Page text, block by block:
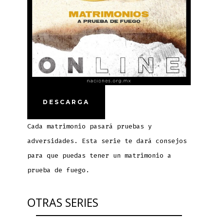
DESCARGA
Cada matrimonio pasará pruebas y
adversidades. Esta serie te dará consejos
para que puedas tener un matrimonio a
prueba de fuego.
OTRAS SERIES